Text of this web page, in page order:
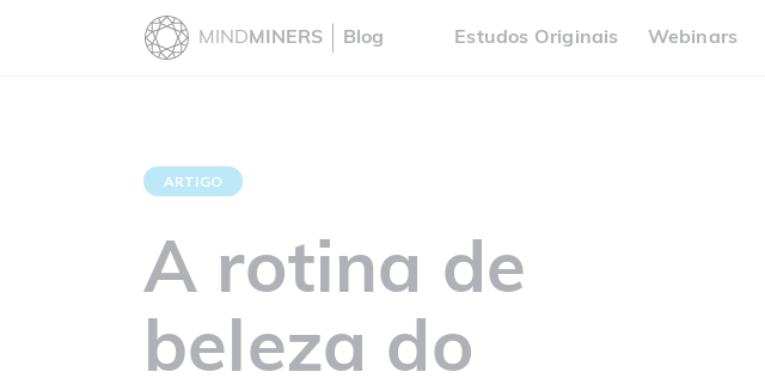
MIND MINERS Blog Estudos Originais Webinars
ARTIGO
A rotina de
beleza do